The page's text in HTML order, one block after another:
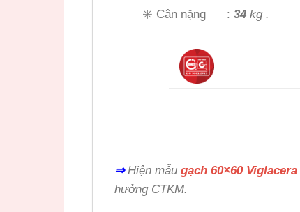
✳️ Cân nặng : 34 kg .
⇒ Hiện mẫu gạch 60×60 Viglacera
hưởng CTKM.